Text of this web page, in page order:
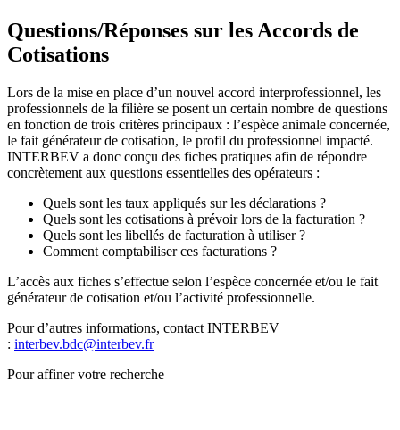
Questions/Réponses sur les Accords de
Cotisations
Lors de la mise en place d’un nouvel accord interprofessionnel, les
professionnels de la filière se posent un certain nombre de questions
en fonction de trois critères principaux : l’espèce animale concernée,
le fait générateur de cotisation, le profil du professionnel impacté.
INTERBEV a donc conçu des fiches pratiques afin de répondre
concrètement aux questions essentielles des opérateurs :
Quels sont les taux appliqués sur les déclarations ?
Quels sont les cotisations à prévoir lors de la facturation ?
Quels sont les libellés de facturation à utiliser ?
Comment comptabiliser ces facturations ?
L’accès aux fiches s’effectue selon l’espèce concernée et/ou le fait
générateur de cotisation et/ou l’activité professionnelle.
Pour d’autres informations, contact INTERBEV
: interbev.bdc@interbev.fr
Pour affiner votre recherche